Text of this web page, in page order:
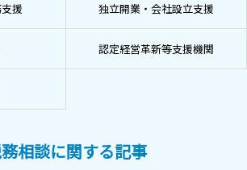
援 独立開業・会社設立支援
認定経営革新等支援機関
相談に関する記事